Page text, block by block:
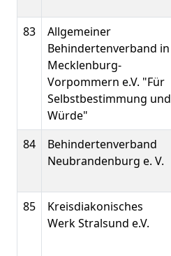
83
Allgemeiner
Behindertenverband in
Mecklenburg-
Vorpommern e.V. "Für
Selbstbestimmung und
Würde"
84
Behindertenverband
Neubrandenburg e. V.
85
Kreisdiakonisches
Werk Stralsund e.V.